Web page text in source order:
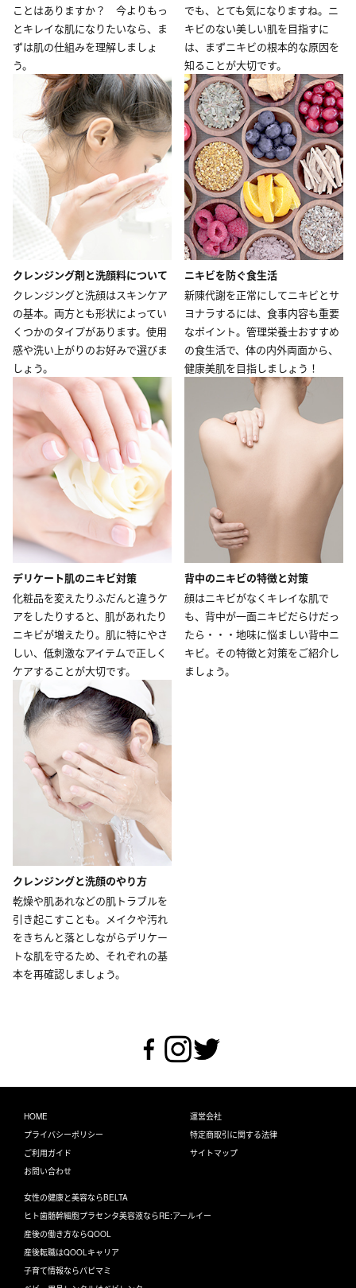
ことはありますか？ 今よりもっ
とキレイな肌になりたいなら、ま
ずは肌の仕組みを理解しましょ
う。
でも、とても気になりますね。ニ
キビのない美しい肌を目指すに
は、まずニキビの根本的な原因を
知ることが大切です。
クレンジング剤と洗顔料について
クレンジングと洗顔はスキンケア
の基本。両方とも形状によってい
くつかのタイプがあります。使用
感や洗い上がりのお好みで選びま
しょう。
ニキビを防ぐ食生活
新陳代謝を正常にしてニキビとサ
ヨナラするには、食事内容も重要
なポイント。管理栄養士おすすめ
の食生活で、体の内外両面から、
健康美肌を目指しましょう！
デリケート肌のニキビ対策
化粧品を変えたりふだんと違うケ
アをしたりすると、肌があれたり
ニキビが増えたり。肌に特にやさ
しい、低刺激なアイテムで正しく
ケアすることが大切です。
背中のニキビの特徴と対策
顔はニキビがなくキレイな肌で
も、背中が一面ニキビだらけだっ
たら・・・地味に悩ましい背中ニ
キビ。その特徴と対策をご紹介し
ましょう。
クレンジングと洗顔のやり方
乾燥や肌あれなどの肌トラブルを
引き起こすことも。メイクや汚れ
をきちんと落としながらデリケー
トな肌を守るため、それぞれの基
本を再確認しましょう。
HOME
運営会社
プライバシーポリシー
特定商取引に関する法律
ご利用ガイド
サイトマップ
お問い合わせ
女性の健康と美容ならBELTA
ヒト歯髄幹細胞プラセンタ美容液ならRE:アールイー
産後の働き方ならQOOL
産後転職はQOOLキャリア
子育て情報ならパピマミ